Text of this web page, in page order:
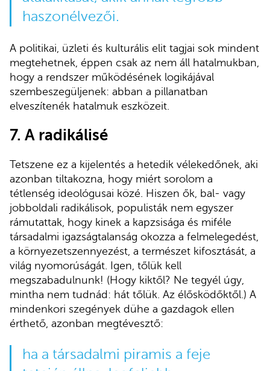
haszonélvezői.
A politikai, üzleti és kulturális elit tagjai sok mindent
megtehetnek, éppen csak az nem áll hatalmukban,
hogy a rendszer működésének logikájával
szembeszegüljenek: abban a pillanatban
elveszítenék hatalmuk eszközeit.
7. A radikálisé
Tetszene ez a kijelentés a hetedik vélekedőnek, aki
azonban tiltakozna, hogy miért sorolom a
tétlenség ideológusai közé. Hiszen ők, bal- vagy
jobboldali radikálisok, populisták nem egyszer
rámutattak, hogy kinek a kapzsisága és miféle
társadalmi igazságtalanság okozza a felmelegedést,
a környezetszennyezést, a természet kifosztását, a
világ nyomorúságát. Igen, tőlük kell
megszabadulnunk! (Hogy kiktől? Ne tegyél úgy,
mintha nem tudnád: hát tőlük. Az élősködőktől.) A
mindenkori szegények dühe a gazdagok ellen
érthető, azonban megtévesztő:
ha a társadalmi piramis a feje